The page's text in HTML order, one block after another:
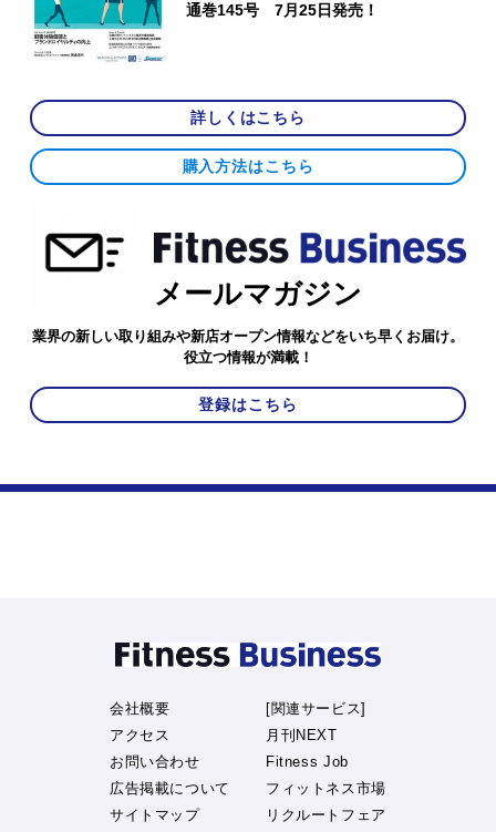
通巻145号 7月25日発売！
詳しくはこちら
購入方法はこちら
メールマガジン
業界の新しい取り組みや新店オープン情報などをいち早くお届け。
役立つ情報が満載！
登録はこちら
会社概要
アクセス
お問い合わせ
広告掲載について
サイトマップ
[関連サービス]
月刊NEXT
Fitness Job
フィットネス市場
リクルートフェア